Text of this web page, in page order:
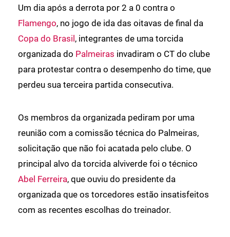
Um dia após a derrota por 2 a 0 contra o
Flamengo, no jogo de ida das oitavas de final da
Copa do Brasil , integrantes de uma torcida
organizada do Palmeiras invadiram o CT do clube
para protestar contra o desempenho do time, que
perdeu sua terceira partida consecutiva.
Os membros da organizada pediram por uma
reunião com a comissão técnica do Palmeiras,
solicitação que não foi acatada pelo clube. O
principal alvo da torcida alviverde foi o técnico
Abel Ferreira, que ouviu do presidente da
organizada que os torcedores estão insatisfeitos
com as recentes escolhas do treinador.